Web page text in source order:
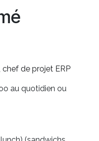
de projet ERP
au quotidien ou